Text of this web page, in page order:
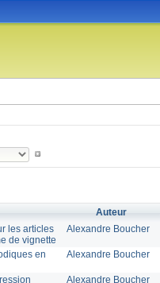
Auteur
les articles
de vignette
Alexandre Boucher
en
Alexandre Boucher
Alexandre Boucher